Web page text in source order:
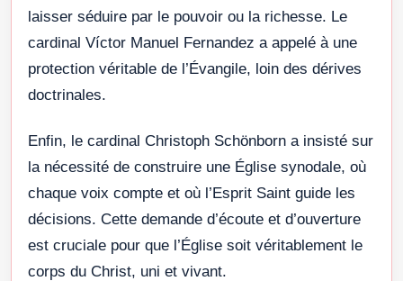
laisser séduire par le pouvoir ou la richesse. Le
cardinal Víctor Manuel Fernandez a appelé à une
protection véritable de l’Évangile, loin des dérives
doctrinales.
Enfin, le cardinal Christoph Schönborn a insisté sur
la nécessité de construire une Église synodale, où
chaque voix compte et où l’Esprit Saint guide les
décisions. Cette demande d’écoute et d’ouverture
est cruciale pour que l’Église soit véritablement le
corps du Christ, uni et vivant.